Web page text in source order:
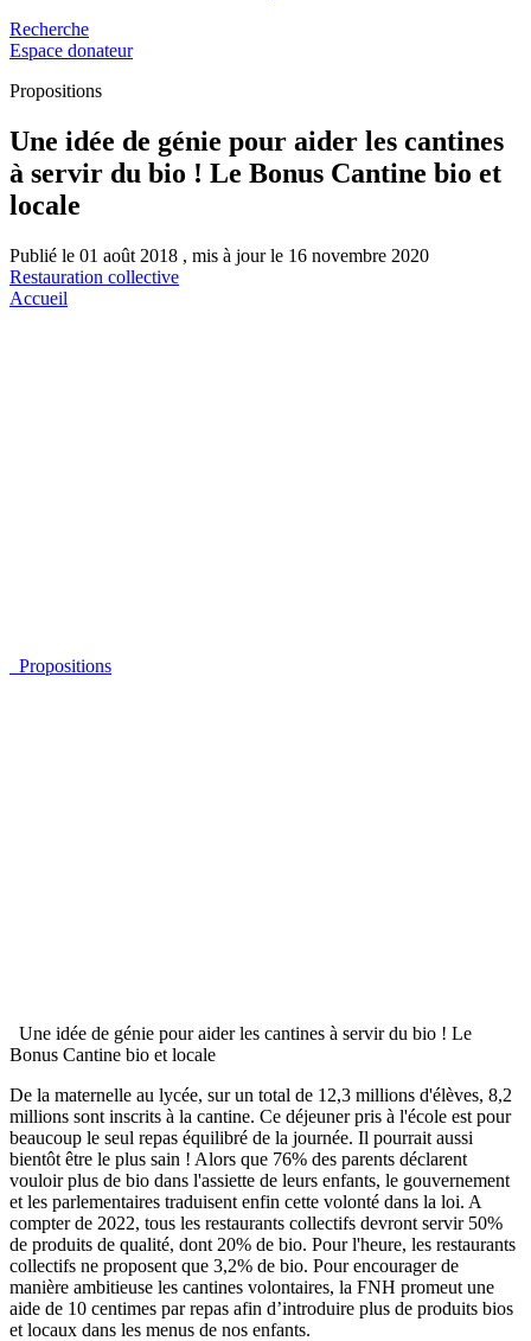
Recherche
Espace donateur
Propositions
Une idée de génie pour aider les cantines
à servir du bio ! Le Bonus Cantine bio et
locale
Publié le 01 août 2018 , mis à jour le 16 novembre 2020
Restauration collective
Accueil
Propositions
Une idée de génie pour aider les cantines à servir du bio ! Le
Bonus Cantine bio et locale
De la maternelle au lycée, sur un total de 12,3 millions d'élèves, 8,2
millions sont inscrits à la cantine. Ce déjeuner pris à l'école est pour
beaucoup le seul repas équilibré de la journée. Il pourrait aussi
bientôt être le plus sain ! Alors que 76% des parents déclarent
vouloir plus de bio dans l'assiette de leurs enfants, le gouvernement
et les parlementaires traduisent enfin cette volonté dans la loi. A
compter de 2022, tous les restaurants collectifs devront servir 50%
de produits de qualité, dont 20% de bio. Pour l'heure, les restaurants
collectifs ne proposent que 3,2% de bio. Pour encourager de
manière ambitieuse les cantines volontaires, la FNH promeut une
aide de 10 centimes par repas afin d’introduire plus de produits bios
et locaux dans les menus de nos enfants.